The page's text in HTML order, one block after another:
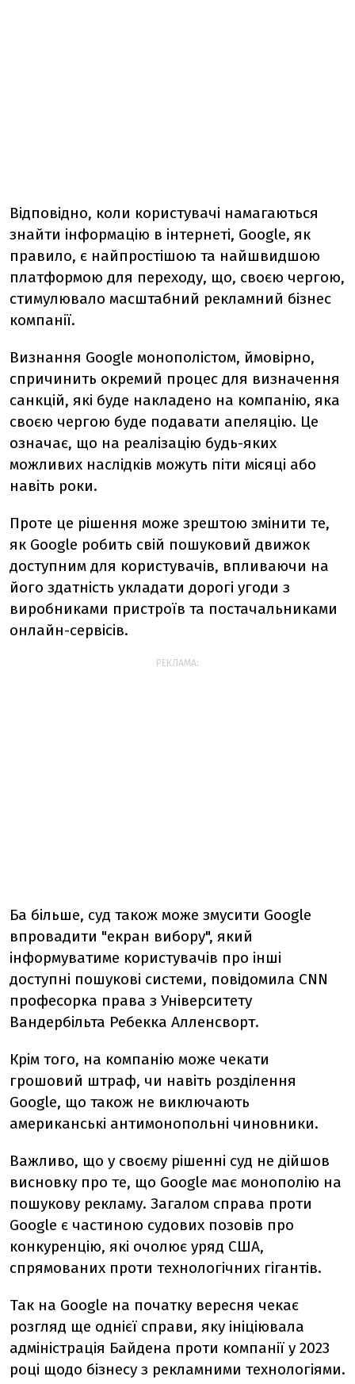
Відповідно, коли користувачі намагаються
знайти інформацію в інтернеті, Google, як
правило, є найпростішою та найшвидшою
платформою для переходу, що, своєю чергою,
стимулювало масштабний рекламний бізнес
компанії.
Визнання Google монополістом, ймовірно,
спричинить окремий процес для визначення
санкцій, які буде накладено на компанію, яка
своєю чергою буде подавати апеляцію. Це
означає, що на реалізацію будь-яких
можливих наслідків можуть піти місяці або
навіть роки.
Проте це рішення може зрештою змінити те,
як Google робить свій пошуковий движок
доступним для користувачів, впливаючи на
його здатність укладати дорогі угоди з
виробниками пристроїв та постачальниками
онлайн-сервісів.
РЕКЛАМА:
Ба більше, суд також може змусити Google
впровадити "екран вибору", який
інформуватиме користувачів про інші
доступні пошукові системи, повідомила CNN
професорка права з Університету
Вандербільта Ребекка Алленсворт.
Крім того, на компанію може чекати
грошовий штраф, чи навіть розділення
Google, що також не виключають
американські антимонопольні чиновники.
Важливо, що у своєму рішенні суд не дійшов
висновку про те, що Google має монополію на
пошукову рекламу. Загалом справа проти
Google є частиною судових позовів про
конкуренцію, які очолює уряд США,
спрямованих проти технологічних гігантів.
Так на Google на початку вересня чекає
розгляд ще однієї справи, яку ініціювала
адміністрація Байдена проти компанії у 2023
році щодо бізнесу з рекламними технологіями.